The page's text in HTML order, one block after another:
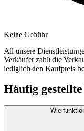
Keine Gebühr
All unsere
Verkäufer zahlt die
lediglich den Kaufpreis
Häufig
Wie